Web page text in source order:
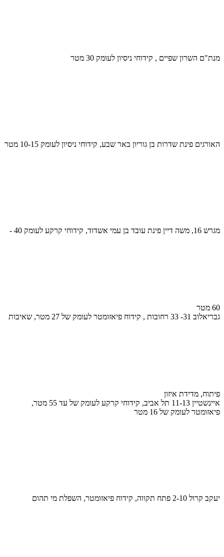
מנת"ם השרון שפיים , קידוחי ניסיון לעומק 30 מטר
האורגים פינת שדרות בן גוריון באר שבע, קידוחי ניסיון לעומק 10-15 מטר
מגרש 16, משה דיין פינת עובד בן עמי אשדוד, קידוחי קרקע לעומק 40 -
60 מטר
גבריאלוב 31- 33 רחובות , קידוח פיאזומטר לעומק של 27 מטר, שאיבות
פיתוח, מדידת איזון
איינשטיין 11-13 תל אביב, קידוחי קרקע לעומק של עד 55 מטר,
פיאזומטר לעומק של 16 מטר
יעקב קרול 2-10 פתח תקווה, קידוח פיאזומטר, השפלת מי תהום